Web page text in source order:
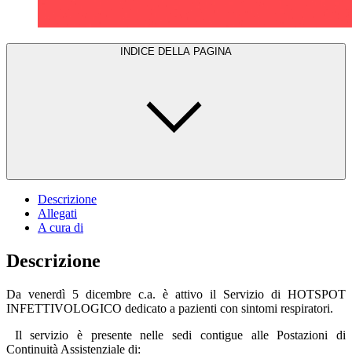
INDICE DELLA PAGINA
Descrizione
Allegati
A cura di
Descrizione
Da venerdì 5 dicembre c.a. è attivo il Servizio di HOTSPOT
INFETTIVOLOGICO dedicato a pazienti con sintomi respiratori.
Il servizio è presente nelle sedi contigue alle Postazioni di
Continuità Assistenziale di: